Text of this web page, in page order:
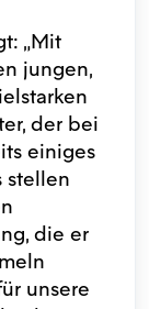
„Mit
jungen,
der bei
einiges
stellen
die er
unsere